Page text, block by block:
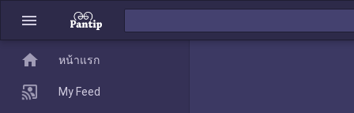
menu
home
home หน้าแรก
My Feed